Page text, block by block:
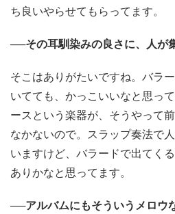
ち良いやらせてもらってます。
──その耳馴染みの良さに、人が
そこはありがたいですね。バラ
いてても、かっこいいなと思っ
ースという楽器が、そうやって
なかないので。スラップ奏法で
いますけど、バラードで出てく
ありかなと思ってます。
──アルバムにもそういうメロウ